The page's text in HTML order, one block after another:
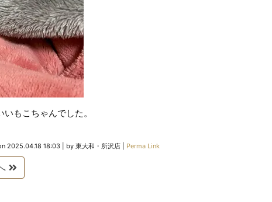
もこちゃんでした。
2025.04.18 18:03 by 東大和・所沢店 Perma Link